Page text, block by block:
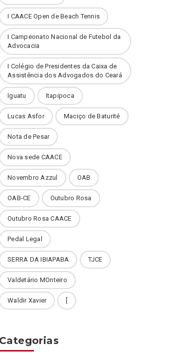
I CAACE Open de Beach Tennis
I Campeonato Nacional de Futebol da
Advocacia
I Colégio de Presidentes da Caixa de
Assistência dos Advogados do Ceará
Iguatu Itapipoca
Lucas Asfor Maciço de Baturité
Nota de Pesar
Nova sede CAACE
Novembro Azzul OAB
OAB-CE Outubro Rosa
Outubro Rosa CAACE
Pedal Legal
SERRA DA IBIAPABA TJCE
Valdetário MOnteiro
Waldir Xavier
Categorias